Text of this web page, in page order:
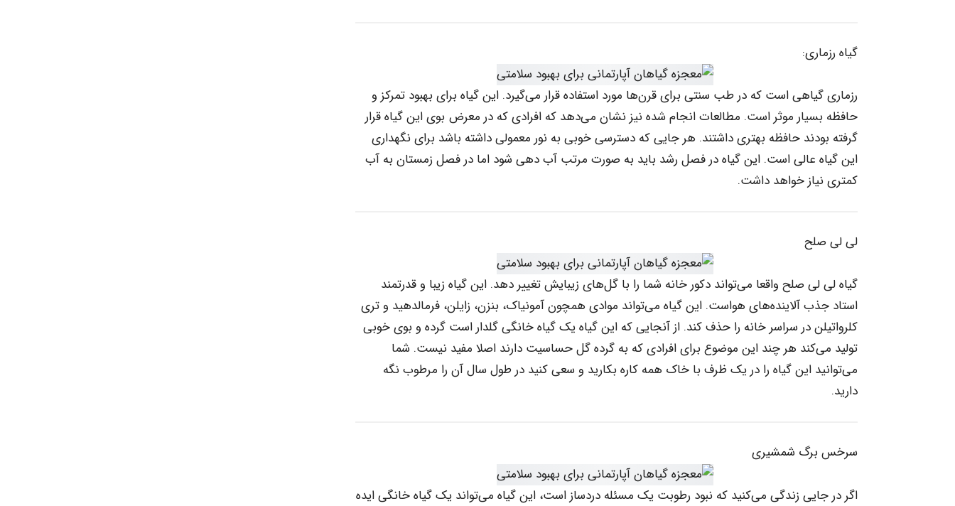
گیاه رزماری:
رزماری گیاهی است که در طب سنتی برای قرن‌ها مورد استفاده قرار می‌گیرد. این گیاه برای بهبود تمرکز و
حافظه بسیار موثر است. مطالعات انجام شده نیز نشان می‌دهد که افرادی که در معرض بوی این گیاه قرار
گرفته بودند حافظه بهتری داشتند. هر جایی که دسترسی خوبی به نور معمولی داشته باشد برای نگهداری
این گیاه عالی است. این گیاه در فصل رشد باید به صورت مرتب آب دهی شود اما در فصل زمستان به آب
کمتری نیاز خواهد داشت.
لی لی صلح
گیاه لی لی صلح واقعا می‌تواند دکور خانه شما را با گل‌های زیبایش تغییر دهد. این گیاه زیبا و قدرتمند
استاد جذب آلاینده‌های هواست. این گیاه می‌تواند موادی همچون آمونیاک، بنزن، زایلن، فرمالدهید و تری
کلرواتیلن در سراسر خانه را حذف کند. از آنجایی که این گیاه یک گیاه خانگی گلدار است گرده و بوی خوبی
تولید می‌کند هر چند این موضوع برای افرادی که به گرده گل حساسیت دارند اصلا مفید نیست. شما
می‌توانید این گیاه را در یک ظرف با خاک همه کاره بکارید و سعی کنید در طول سال آن را مرطوب نگه
دارید.
سرخس برگ شمشیری
اگر در جایی زندگی می‌کنید که نبود رطوبت یک مسئله دردساز است، این گیاه می‌تواند یک گیاه خانگی ایده